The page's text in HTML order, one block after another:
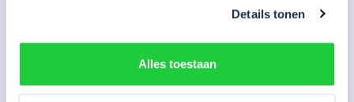
Details tonen
Alles toestaan